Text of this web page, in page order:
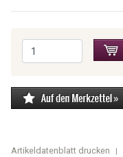
Artikeldatenblatt drucken